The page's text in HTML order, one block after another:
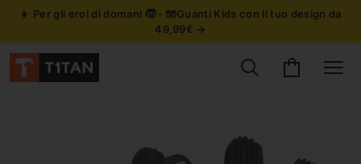
👦 Per gli eroi di domani 🧒 - 🧤Guanti Kids con il tuo design da
49,99€ →
Cerca prodotti
CarrelloSite